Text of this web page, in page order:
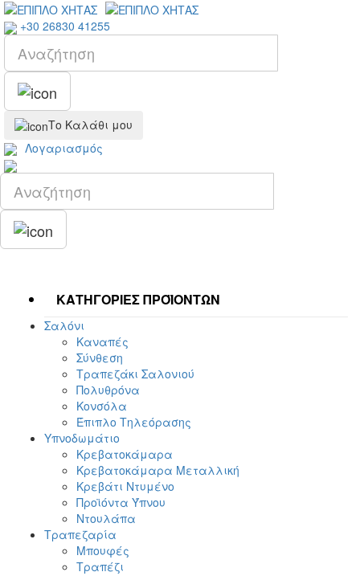
+30 26830 41255
Το Καλάθι μου
Λογαριασμός
ΚΑΤΗΓΟΡΙΕΣ ΠΡΟΪΟΝΤΩΝ
Σαλόνι
Καναπές
Σύνθεση
Τραπεζάκι Σαλονιού
Πολυθρόνα
Κονσόλα
Έπιπλο Τηλεόρασης
Υπνοδωμάτιο
Κρεβατοκάμαρα
Κρεβατοκάμαρα Μεταλλική
Κρεβάτι Ντυμένο
Προϊόντα Ύπνου
Ντουλάπα
Τραπεζαρία
Μπουφές
Τραπέζι